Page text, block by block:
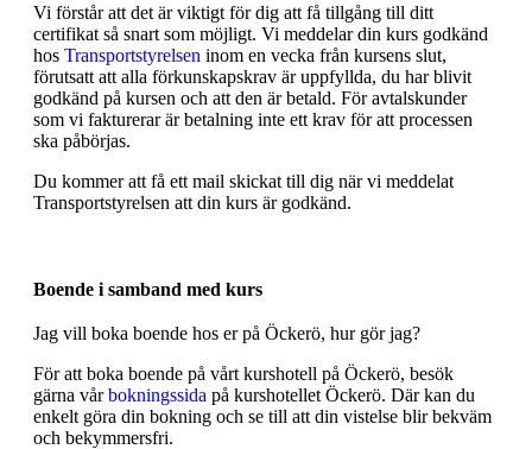
Vi förstår att det är viktigt för dig att få tillgång till ditt
certifikat så snart som möjligt. Vi meddelar din kurs godkänd
hos Transportstyrelsen inom en vecka från kursens slut,
förutsatt att alla förkunskapskrav är uppfyllda, du har blivit
godkänd på kursen och att den är betald. För avtalskunder
som vi fakturerar är betalning inte ett krav för att processen
ska påbörjas.
Du kommer att få ett mail skickat till dig när vi meddelat
Transportstyrelsen att din kurs är godkänd.
Boende i samband med kurs
Jag vill boka boende hos er på Öckerö, hur gör jag?
För att boka boende på vårt kurshotell på Öckerö, besök
gärna vårbokningssida på kurshotellet Öckerö. Där kan du
enkelt göra din bokning och se till att din vistelse blir bekväm
och bekymmersfri.